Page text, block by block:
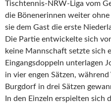
Tischtennis-NRW-Liga vom
die Bönenerinnen weiter
sie dem Gast die erste
Die Partie entwickelte sich
keine Mannschaft setzte sich
Eingangsdoppeln unterlagen
in vier engen Sätzen,
Burgdorf in drei Sätzen
In den Einzeln erspielten sich